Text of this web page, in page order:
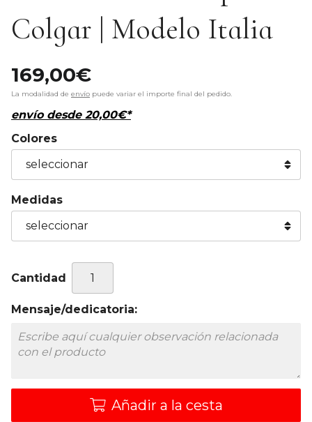
Colgar | Modelo Italia
169,00€
La modalidad de envío puede variar el importe final del pedido.
envío desde 20,00€*
Colores
Medidas
Cantidad
Mensaje/dedicatoria:
Añadir a la cesta